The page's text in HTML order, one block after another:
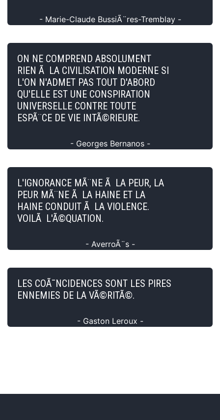
- Marie-Claude BussiÃ¨res-Tremblay -
ON NE COMPREND ABSOLUMENT
RIEN Ã LA CIVILISATION MODERNE SI
L'ON N'ADMET PAS TOUT D'ABORD
QU'ELLE EST UNE CONSPIRATION
UNIVERSELLE CONTRE TOUTE
ESPÃ¨CE DE VIE INTÃ©RIEURE.
- Georges Bernanos -
L'IGNORANCE MÃ¨NE Ã LA PEUR, LA
PEUR MÃ¨NE Ã LA HAINE ET LA
HAINE CONDUIT Ã LA VIOLENCE.
VOILÃ L'Ã©QUATION.
- AverroÃ¨s -
LES COÃ¯NCIDENCES SONT LES PIRES
ENNEMIES DE LA VÃ©RITÃ©.
- Gaston Leroux -